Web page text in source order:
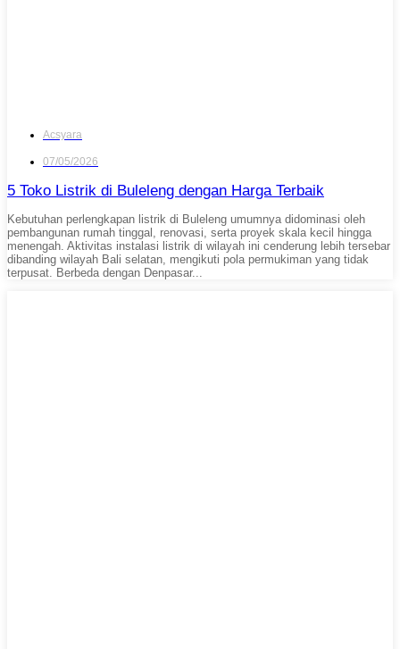
Acsyara
07/05/2026
5 Toko Listrik di Buleleng dengan Harga Terbaik
Kebutuhan perlengkapan listrik di Buleleng umumnya didominasi oleh
pembangunan rumah tinggal, renovasi, serta proyek skala kecil hingga
menengah. Aktivitas instalasi listrik di wilayah ini cenderung lebih tersebar
dibanding wilayah Bali selatan, mengikuti pola permukiman yang tidak
terpusat. Berbeda dengan Denpasar...